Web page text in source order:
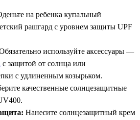
на ребенка купальный
рашгард с уровнем защиты UPF
используйте аксессуары —
с защитой от солнца или
с удлиненным козырьком.
качественные солнцезащитные
Нанесите солнцезащитный крем